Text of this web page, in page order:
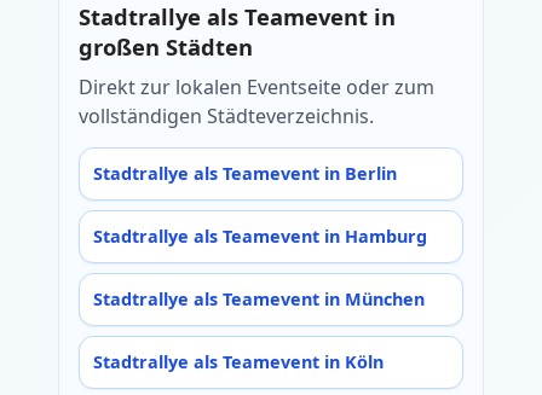
Stadtrallye als Teamevent in
großen Städten
Direkt zur lokalen Eventseite oder zum
vollständigen Städteverzeichnis.
Stadtrallye als Teamevent in Berlin
Stadtrallye als Teamevent in Hamburg
Stadtrallye als Teamevent in München
Stadtrallye als Teamevent in Köln